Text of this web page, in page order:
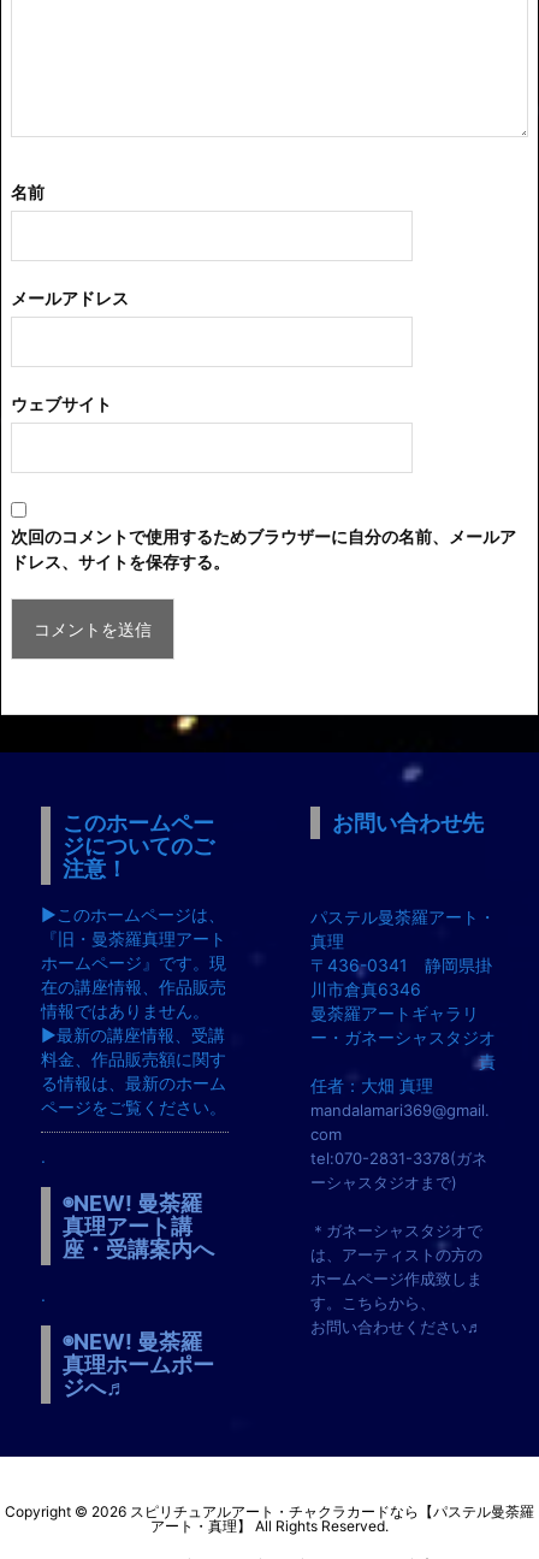
名前
メールアドレス
ウェブサイト
次回のコメントで使用するためブラウザーに自分の名前、メールア
ドレス、サイトを保存する。
このホームペー
ジについてのご
注意！
▶︎このホームページは、
『旧・曼荼羅真理アート
ホームページ』です。現
在の講座情報、作品販売
情報ではありません。
▶︎最新の講座情報、受講
料金、作品販売額に関す
る情報は、最新のホーム
ページをご覧ください。
.
◉NEW! 曼荼羅
真理アート講
座・受講案内へ
.
◉NEW! 曼荼羅
真理ホームポー
ジへ♬
お問い合わせ先
パステル曼荼羅アート・
真理
〒436-0341 静岡県掛
川市倉真6346
曼荼羅アートギャラリ
ー・ガネーシャスタジオ
責
任者：大畑 真理
mandalamari369@gmail.
com
tel:070-2831-3378(ガネ
ーシャスタジオまで)
＊ガネーシャスタジオで
は、アーティストの方の
ホームページ作成致しま
す。こちらから、
お問い合わせください♬
Copyright © 2026 スピリチュアルアート・チャクラカードなら【パステル曼荼羅
アート・真理】
All Rights Reserved.